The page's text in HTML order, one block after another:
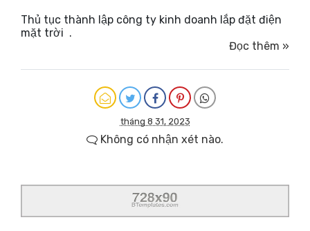
Thủ tục thành lập công ty kinh doanh lắp đặt điện
mặt trời .
Đọc thêm »
tháng 8 31, 2023
Không có nhận xét nào.